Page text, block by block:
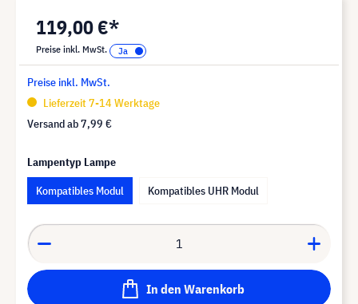
119,00 €*
Preise inkl. MwSt.
Preise inkl. MwSt.
Lieferzeit 7-14 Werktage
Versand ab7,99 €
Lampentyp Lampe
Kompatibles Modul
Kompatibles UHR Modul
In den Warenkorb